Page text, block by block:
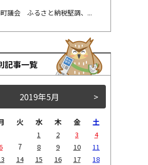
議会 ふるさと納税堅調、...
記事一覧
>
2019年5月
火 水 木 金 土
1 2 3
4
7 8 9 10
11
14 15 16 17
18